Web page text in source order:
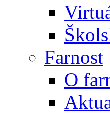
Farnost
O